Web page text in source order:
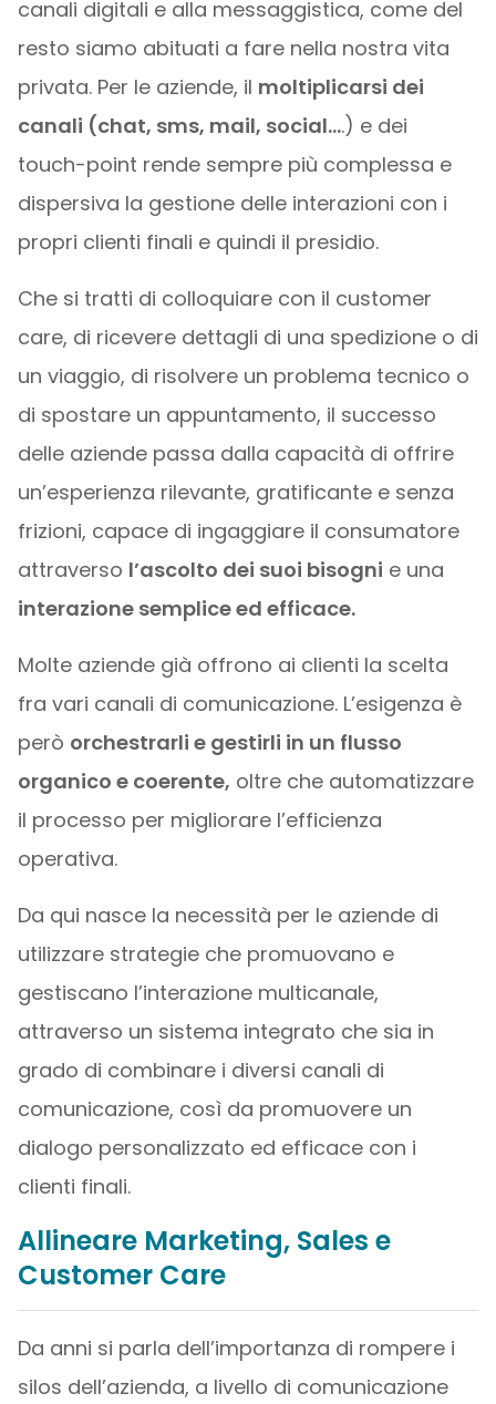
canali digitali e alla messaggistica, come del
resto siamo abituati a fare nella nostra vita
privata. Per le aziende, il moltiplicarsi dei
canali (chat, sms, mail, social….) e dei
touch-point rende sempre più complessa e
dispersiva la gestione delle interazioni con i
propri clienti finali e quindi il presidio.
Che si tratti di colloquiare con il customer
care, di ricevere dettagli di una spedizione o di
un viaggio, di risolvere un problema tecnico o
di spostare un appuntamento, il successo
delle aziende passa dalla capacità di offrire
un’esperienza rilevante, gratificante e senza
frizioni, capace di ingaggiare il consumatore
attraverso l’ascolto dei suoi bisogni e una
interazione semplice ed efficace.
Molte aziende già offrono ai clienti la scelta
fra vari canali di comunicazione. L’esigenza è
però orchestrarli e gestirli in un flusso
organico e coerente, oltre che automatizzare
il processo per migliorare l’efficienza
operativa.
Da qui nasce la necessità per le aziende di
utilizzare strategie che promuovano e
gestiscano l’interazione multicanale,
attraverso un sistema integrato che sia in
grado di combinare i diversi canali di
comunicazione, così da promuovere un
dialogo personalizzato ed efficace con i
clienti finali.
Allineare Marketing, Sales e
Customer Care
Da anni si parla dell’importanza di rompere i
silos dell’azienda, a livello di comunicazione